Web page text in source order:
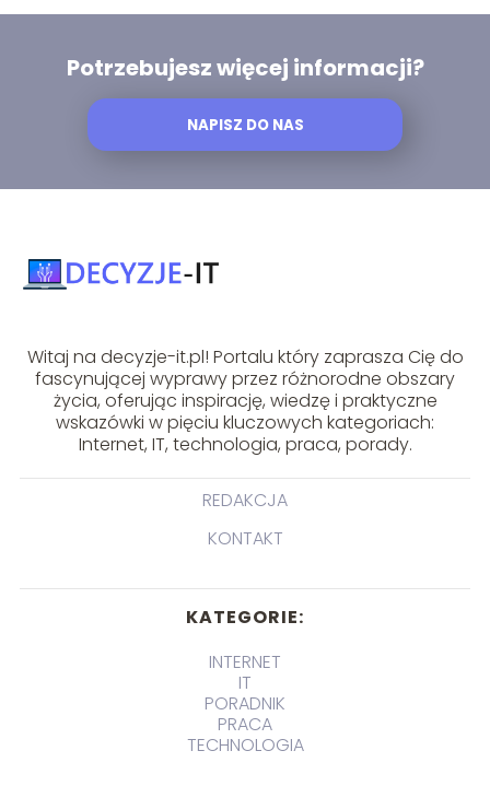
Potrzebujesz więcej informacji?
NAPISZ DO NAS
Witaj na decyzje-it.pl! Portalu który zaprasza Cię do
fascynującej wyprawy przez różnorodne obszary
życia, oferując inspirację, wiedzę i praktyczne
wskazówki w pięciu kluczowych kategoriach:
Internet, IT, technologia, praca, porady.
REDAKCJA
KONTAKT
KATEGORIE:
INTERNET
IT
PORADNIK
PRACA
TECHNOLOGIA